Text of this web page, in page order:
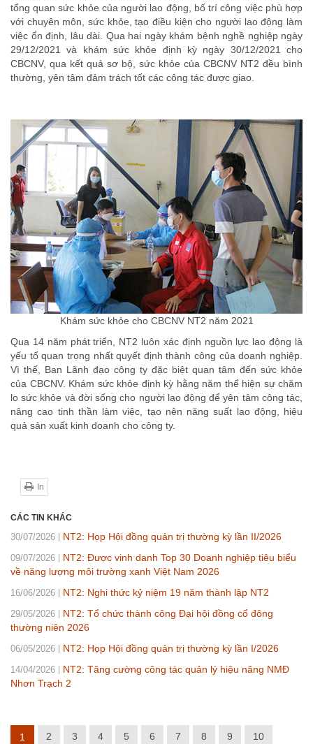
tổng quan sức khỏe của người lao động, bố trí công việc phù hợp
với chuyên môn, sức khỏe, tạo điều kiện cho người lao động làm
việc ổn định, lâu dài. Qua hai ngày khám bệnh nghề nghiệp ngày
29/12/2021 và khám sức khỏe định kỳ ngày 30/12/2021 cho
CBCNV, qua kết quả sơ bộ, sức khỏe của CBCNV NT2 đều bình
thường, yên tâm đảm trách tốt các công tác được giao.
Khám sức khỏe cho CBCNV NT2 năm 2021
Qua 14 năm phát triển, NT2 luôn xác định nguồn lực lao động là
yếu tố quan trọng nhất quyết định thành công của doanh nghiệp.
Vì thế, Ban Lãnh đạo công ty đặc biệt quan tâm đến sức khỏe
của CBCNV. Khám sức khỏe định kỳ hằng năm thể hiện sự chăm
lo sức khỏe và đời sống cho người lao động để yên tâm công tác,
nâng cao tinh thần làm việc, tạo nên năng suất lao động, hiệu
quả sản xuất kinh doanh cho công ty.
In
CÁC TIN KHÁC
30/07/2026 NT2: Họp Hội đồng quản trị thường kỳ lần II/2026
09/07/2026
NT2: Được vinh danh Top 30 Doanh nghiệp tiêu biểu
về năng lượng môi trường xanh Việt Nam 2026
16/06/2026 NT2: Nghi thức kỷ niệm 19 năm thành lập NT2
29/05/2026
NT2: Tổ chức thành công Đại hội đồng cổ đông
thường niên 2026
06/05/2026 NT2: Họp Hội đồng quản trị thường kỳ lần I/2026
14/04/2026
NT2: Tăng cường công tác quản lý hiệu năng NMĐ
Nhơn Trạch 2
1 2 3 4 5 6 7 8 9 10